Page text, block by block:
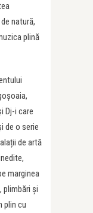
natură,
plină
Dj-i care
de o serie
de artă
marginea
plimbări și
plin cu